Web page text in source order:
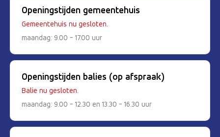
Openingstijden gemeentehuis
Gemeentehuis nu gesloten.
maandag: 9.00 - 17.00 uur
Openingstijden balies (op afspraak)
Balie nu gesloten.
maandag: 9.00 - 12.30 en 13.30 - 16.30 uur